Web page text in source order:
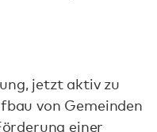
jetzt aktiv zu
von Gemeinden
einer